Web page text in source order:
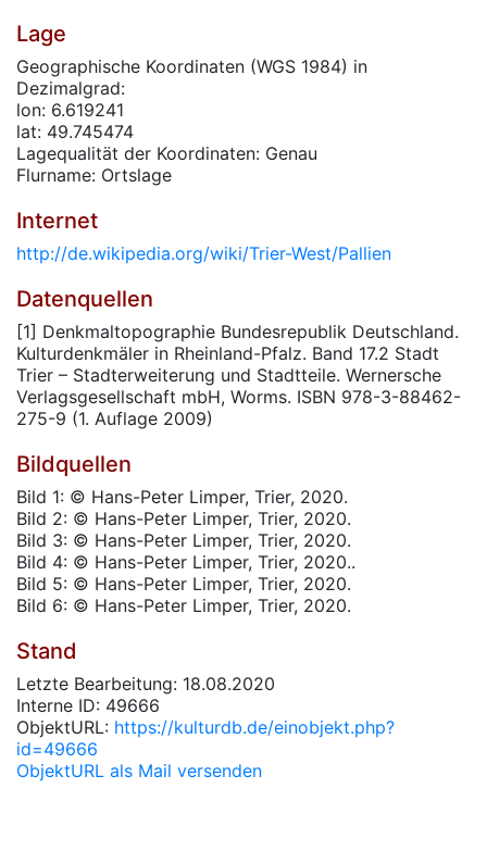
Lage
Geographische Koordinaten (WGS 1984) in
Dezimalgrad:
lon: 6.619241
lat: 49.745474
Lagequalität der Koordinaten: Genau
Flurname: Ortslage
Internet
http://de.wikipedia.org/wiki/Trier-West/Pallien
Datenquellen
[1] Denkmaltopographie Bundesrepublik Deutschland.
Kulturdenkmäler in Rheinland-Pfalz. Band 17.2 Stadt
Trier – Stadterweiterung und Stadtteile. Wernersche
Verlagsgesellschaft mbH, Worms. ISBN 978-3-88462-
275-9 (1. Auflage 2009)
Bildquellen
Bild 1: © Hans-Peter Limper, Trier, 2020.
Bild 2: © Hans-Peter Limper, Trier, 2020.
Bild 3: © Hans-Peter Limper, Trier, 2020.
Bild 4: © Hans-Peter Limper, Trier, 2020..
Bild 5: © Hans-Peter Limper, Trier, 2020.
Bild 6: © Hans-Peter Limper, Trier, 2020.
Stand
Letzte Bearbeitung: 18.08.2020
Interne ID: 49666
ObjektURL: https://kulturdb.de/einobjekt.php?
id=49666
ObjektURL als Mail versenden